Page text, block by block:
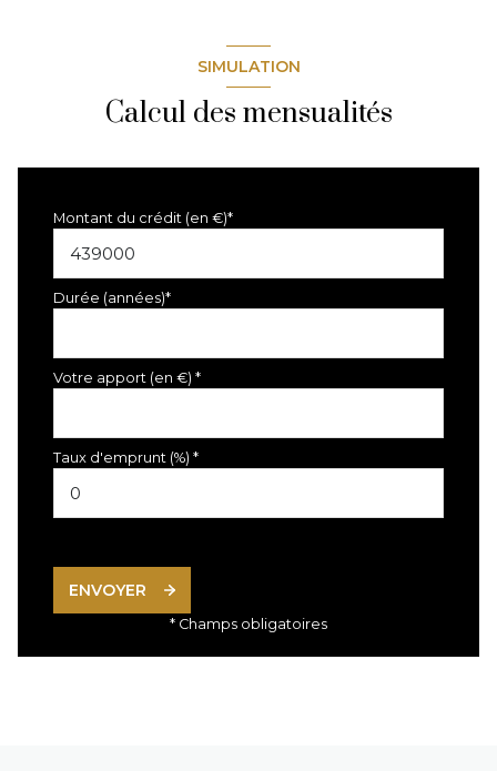
SIMULATION
Calcul des mensualités
Montant du crédit (en €)*
Durée (années)*
Votre apport (en €) *
Taux d'emprunt (%) *
ENVOYER
* Champs obligatoires